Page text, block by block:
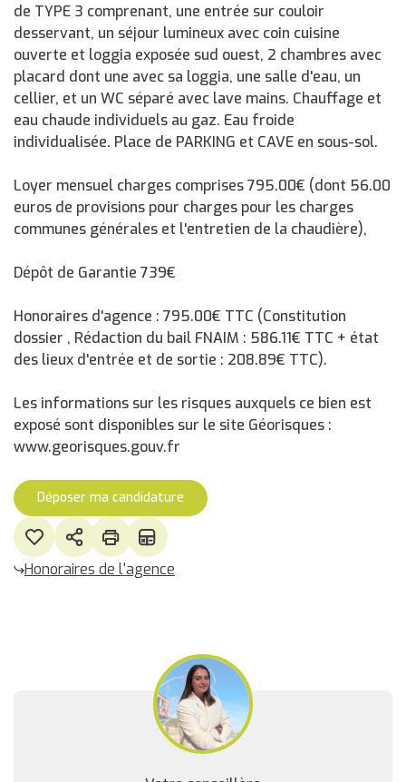
de TYPE 3 comprenant, une entrée sur couloir
desservant, un séjour lumineux avec coin cuisine
ouverte et loggia exposée sud ouest, 2 chambres avec
placard dont une avec sa loggia, une salle d'eau, un
cellier, et un WC séparé avec lave mains. Chauffage et
eau chaude individuels au gaz. Eau froide
individualisée. Place de PARKING et CAVE en sous-sol.
Loyer mensuel charges comprises 795.00€ (dont 56.00
euros de provisions pour charges pour les charges
communes générales et l'entretien de la chaudière),
Dépôt de Garantie 739€
Honoraires d'agence : 795.00€ TTC (Constitution
dossier , Rédaction du bail FNAIM : 586.11€ TTC + état
des lieux d'entrée et de sortie : 208.89€ TTC).
Les informations sur les risques auxquels ce bien est
exposé sont disponibles sur le site Géorisques :
www.georisques.gouv.fr
Déposer ma candidature
Honoraires de l'agence